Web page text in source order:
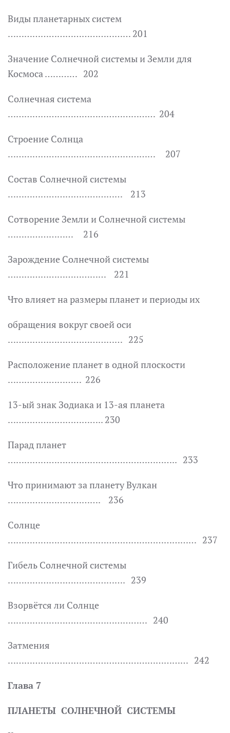
Виды планетарных систем
……………………………………… 201
Значение Солнечной системы и Земли для
Космоса ………… 202
Солнечная система
……………………………………………… 204
Строение Солнца
……………………………………………… 207
Состав Солнечной системы
…………………………………… 213
Сотворение Земли и Солнечной системы
…………………… 216
Зарождение Солнечной системы
……………………………… 221
Что влияет на размеры планет и периоды их
обращения вокруг своей оси
…………………………………… 225
Расположение планет в одной плоскости
……………………… 226
13-ый знак Зодиака и 13-ая планета
…………………………….. 230
Парад планет
…………………………………………………….. 233
Что принимают за планету Вулкан
……………………………. 236
Солнце
…………………………………………………………… 237
Гибель Солнечной системы
……………………………………. 239
Взорвётся ли Солнце
…………………………………………… 240
Затмения
………………………………………………………… 242
Глава 7
ПЛАНЕТЫ СОЛНЕЧНОЙ СИСТЕМЫ